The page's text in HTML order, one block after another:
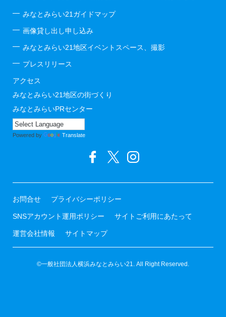
みなとみらい21ガイドマップ
画像貸し出し申し込み
みなとみらい21地区イベントスペース、撮影
プレスリリース
アクセス
みなとみらい21地区の街づくり
みなとみらいPRセンター
Powered by Translate
お問合せ プライバシーポリシー
SNSアカウント運用ポリシー サイトご利用にあたって
運営会社情報 サイトマップ
©一般社団法人横浜みなとみらい21. All Right Reserved.